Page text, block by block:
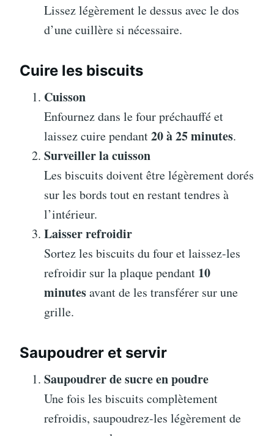
Lissez légèrement le dessus avec le dos
d’une cuillère si nécessaire.
Cuire les biscuits
Cuisson
Enfournez dans le four préchauffé et
laissez cuire pendant20 à 25 minutes.
Surveiller la cuisson
Les biscuits doivent être légèrement dorés
sur les bords tout en restant tendres à
l’intérieur.
Laisser refroidir
Sortez les biscuits du four et laissez-les
refroidir sur la plaque pendant 10
minutesavant de les transférer sur une
grille.
Saupoudrer et servir
Saupoudrer de sucre en poudre
Une fois les biscuits complètement
refroidis, saupoudrez-les légèrement de